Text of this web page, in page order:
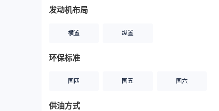
发动机布局
横置 纵置
环保标准
国四 国五 国六
供油方式